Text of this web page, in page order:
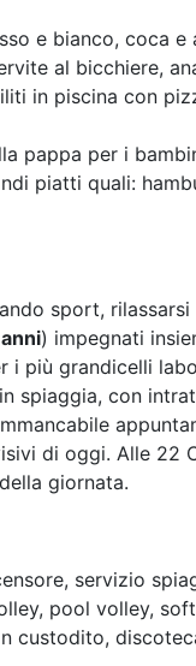
e bianco, coca e
al bicchiere,
in piscina con
pappa per i
piatti quali:
sport, rilassarsi
) impegnati
i più grandicelli
spiaggia, con
di oggi. Alle 22
giornata.
servizio
pool volley,
custodito,